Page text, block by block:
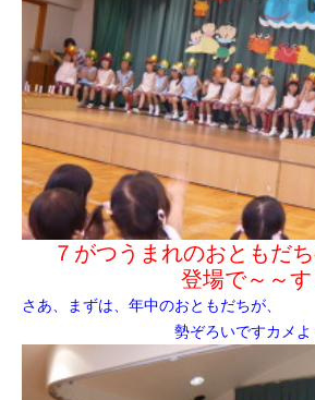
７がつうまれのおともだ
登場で～～す！
さあ、まずは、年中のおともだちが、
勢ぞろいですカメよ